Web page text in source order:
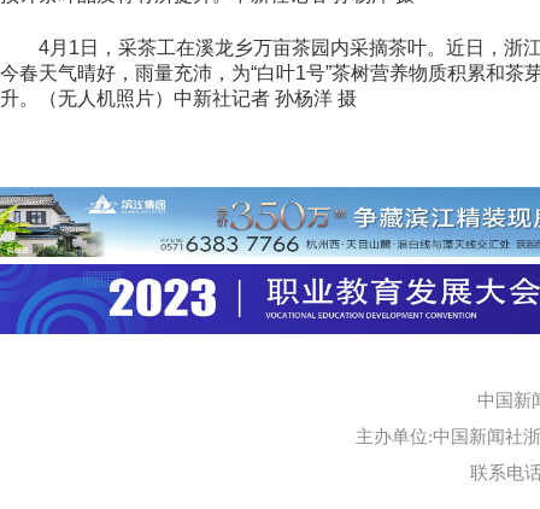
4月1日，采茶工在溪龙乡万亩茶园内采摘茶叶。近日，浙
今春天气晴好，雨量充沛，为“白叶1号”茶树营养物质积累和
升。（无人机照片）中新社记者 孙杨洋 摄
中国新
主办单位:中国新闻社
联系电